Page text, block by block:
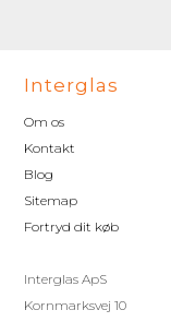
Interglas
Om os
Kontakt
Blog
Sitemap
Fortryd dit køb
Interglas ApS
Kornmarksvej 10